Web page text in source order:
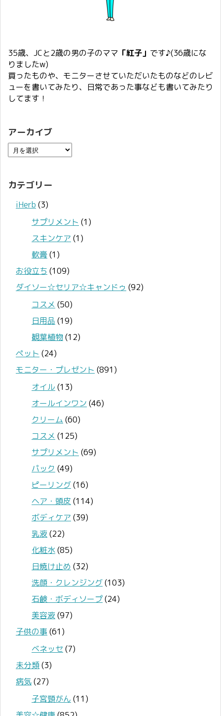
35歳、JCと2歳の男の子のママ 「紅子」 です♪(36歳にな
りましたw)
買ったものや、モニターさせていただいたものなどのレビ
ューを書いてみたり、日常であった事なども書いてみたり
してます！
アーカイブ
カテゴリー
iHerb (3)
サプリメント (1)
スキンケア (1)
軟膏(1)
お役立ち (109)
ダイソー☆セリア☆キャンドゥ (92)
コスメ (50)
日用品 (19)
観葉植物(12)
ペット (24)
モニター・プレゼント (891)
オイル (13)
オールインワン (46)
クリーム (60)
コスメ (125)
サプリメント (69)
パック (49)
ピーリング(16)
ヘア・頭皮 (114)
ボディケア (39)
乳液(22)
化粧水(85)
日焼け止め (32)
洗顔・クレンジング(103)
石鹸・ボディソープ(24)
美容液(97)
子供の事 (61)
ベネッセ (7)
未分類(3)
病気(27)
子宮頸がん (11)